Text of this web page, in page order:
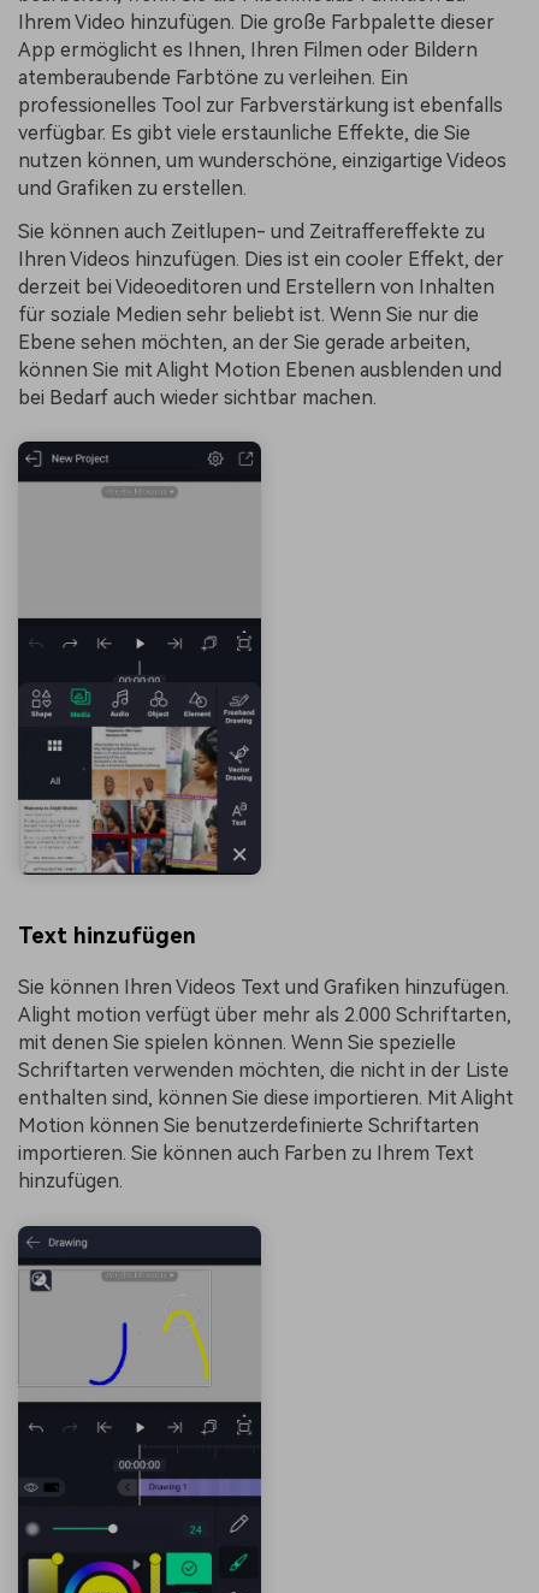
Ihrem Video hinzufügen. Die große Farbpalette dieser
App ermöglicht es Ihnen, Ihren Filmen oder Bildern
atemberaubende Farbtöne zu verleihen. Ein
professionelles Tool zur Farbverstärkung ist ebenfalls
verfügbar. Es gibt viele erstaunliche Effekte, die Sie
nutzen können, um wunderschöne, einzigartige Videos
und Grafiken zu erstellen.
Sie können auch Zeitlupen- und Zeitraffereffekte zu
Ihren Videos hinzufügen. Dies ist ein cooler Effekt, der
derzeit bei Videoeditoren und Erstellern von Inhalten
für soziale Medien sehr beliebt ist. Wenn Sie nur die
Ebene sehen möchten, an der Sie gerade arbeiten,
können Sie mit Alight Motion Ebenen ausblenden und
bei Bedarf auch wieder sichtbar machen.
Text hinzufügen
Sie können Ihren Videos Text und Grafiken hinzufügen.
Alight motion verfügt über mehr als 2.000 Schriftarten,
mit denen Sie spielen können. Wenn Sie spezielle
Schriftarten verwenden möchten, die nicht in der Liste
enthalten sind, können Sie diese importieren. Mit Alight
Motion können Sie benutzerdefinierte Schriftarten
importieren. Sie können auch Farben zu Ihrem Text
hinzufügen.